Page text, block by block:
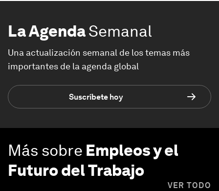
La AgendaSemanal
Una actualización semanal de los temas más
importantes de la agenda global
Suscríbete hoy
Más sobre Empleos y el
Futuro del Trabajo
VER TODO